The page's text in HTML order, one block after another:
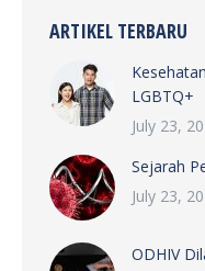
ARTIKEL TERBARU
LGBTQ+
July 23,
Sejarah
July 23,
ODHIV